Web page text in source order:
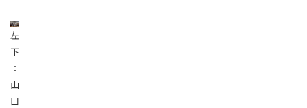
左
下
：
山
口